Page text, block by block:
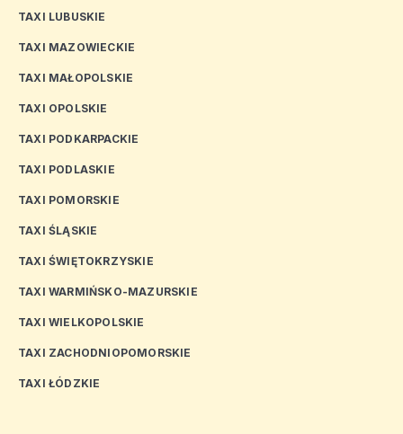
TAXI LUBUSKIE
TAXI MAZOWIECKIE
TAXI MAŁOPOLSKIE
TAXI OPOLSKIE
TAXI PODKARPACKIE
TAXI PODLASKIE
TAXI POMORSKIE
TAXI ŚLĄSKIE
TAXI ŚWIĘTOKRZYSKIE
TAXI WARMIŃSKO-MAZURSKIE
TAXI WIELKOPOLSKIE
TAXI ZACHODNIOPOMORSKIE
TAXI ŁÓDZKIE